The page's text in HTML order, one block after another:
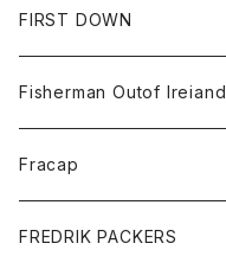
パンツ
コート
ジャケット
スエットシャツ
スエットパンツ
グッズ
帽子
アクセサリー
FIRST DOWN
Fisherman Outof Ireiand
ニット
Fracap
グッズ
FREDRIK PACKERS